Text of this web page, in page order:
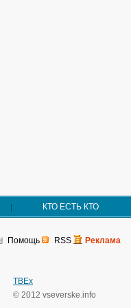
КТО ЕСТЬ КТО
Помощь RSS Реклама
TBEx
© 2012 vseverske.info